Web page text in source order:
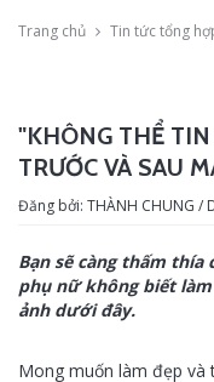
Trang chủ Tin tức tổng
"KHÔNG THỂ
TRƯỚC VÀ SAU
Đăng bởi: THÀNH CHUNG /
Bạn sẽ càng thấm thía
phụ nữ không biết
ảnh dưới đây.
Mong muốn làm đẹp và